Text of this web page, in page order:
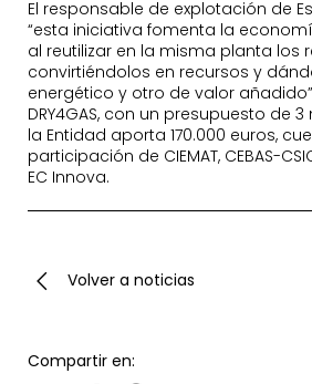
El responsable de explotación de
“esta iniciativa fomenta la
al reutilizar en la misma planta los
convirtiéndolos en recursos y
energético y otro de valor
DRY4GAS, con un presupuesto de
la Entidad aporta 170.000 euros,
participación de CIEMAT, CEBAS-
EC Innova.
Volver a noticias
Compartir en: